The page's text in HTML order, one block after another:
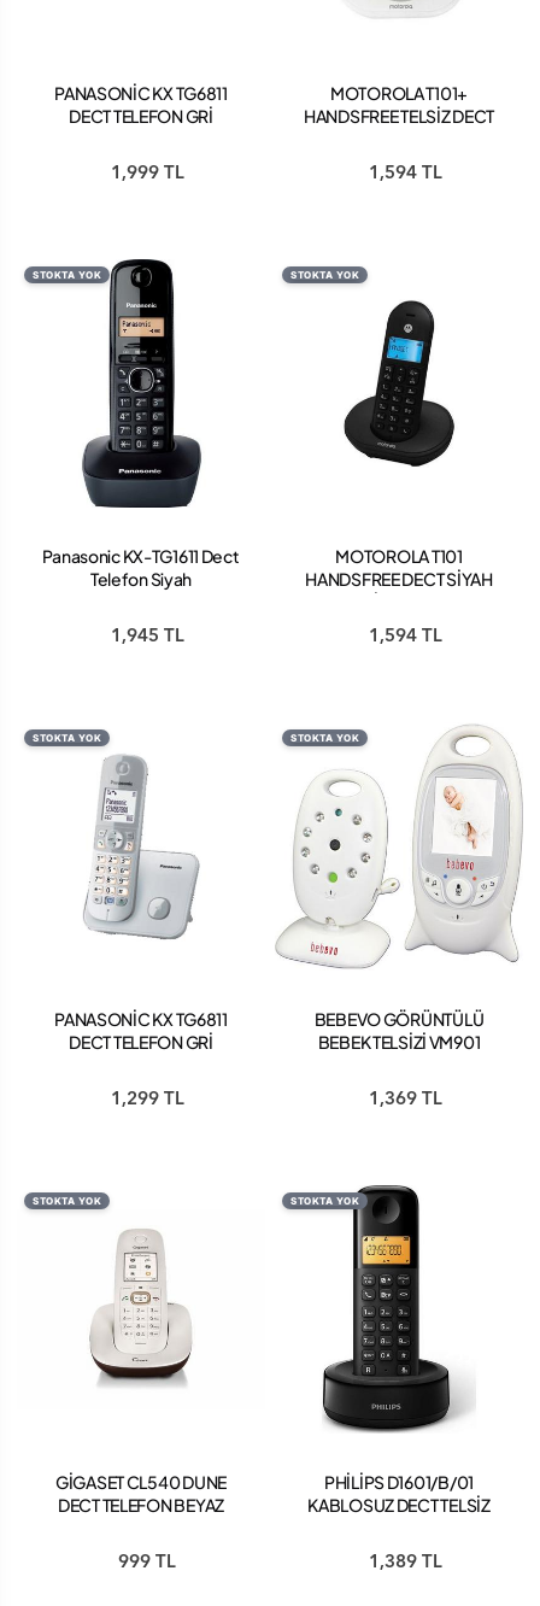
PANASONİC KX TG6811
DECT TELEFON GRİ
1,999 TL
MOTOROLA T101+
HANDSFREE TELSİZ DECT
1,594 TL
STOKTA YOK
Panasonic KX-TG1611 Dect
Telefon Siyah
1,945 TL
STOKTA YOK
MOTOROLA T101
HANDSFREE DECT SİYAH
1,594 TL
STOKTA YOK
PANASONİC KX TG6811
DECT TELEFON GRİ
1,299 TL
STOKTA YOK
BEBEVO GÖRÜNTÜLÜ
BEBEK TELSİZİ VM901
1,369 TL
STOKTA YOK
GİGASET CL540 DUNE
DECT TELEFON BEYAZ
999 TL
STOKTA YOK
PHİLİPS D1601/B/01
KABLOSUZ DECT TELSİZ
1,389 TL